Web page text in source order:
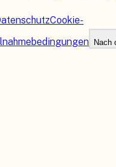
Cookie-
Nach